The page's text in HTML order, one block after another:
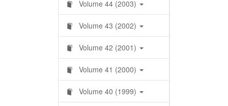
Volume 44 (2003)
Volume 43 (2002)
Volume 42 (2001)
Volume 41 (2000)
Volume 40 (1999)